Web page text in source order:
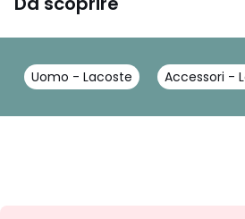
Uomo - Lacoste Accessori -